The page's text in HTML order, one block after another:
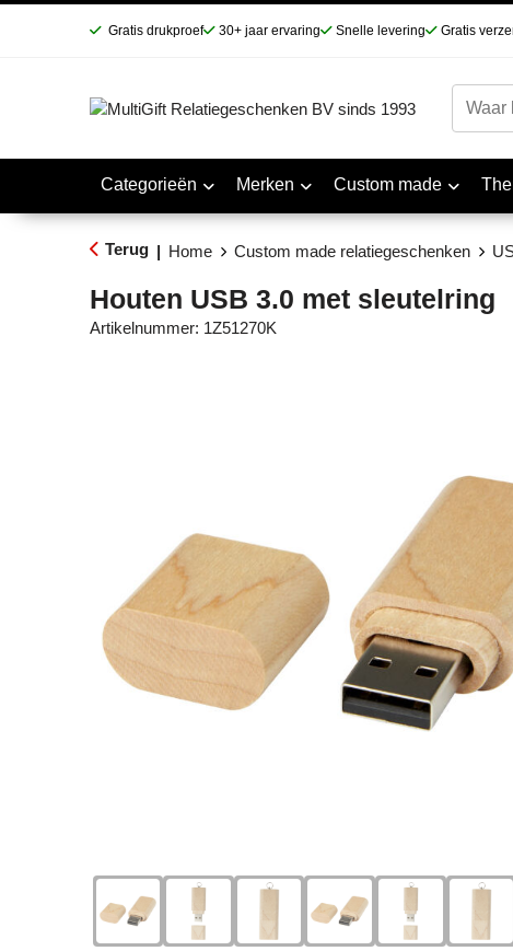
Gratis drukproef 30+ jaar ervaring Snelle levering Gratis
Categorieën Merken Custom made
Terug | Home Custom made relatiegeschenken
Houten USB 3.0 met sleutelring
Artikelnummer: 1Z51270K